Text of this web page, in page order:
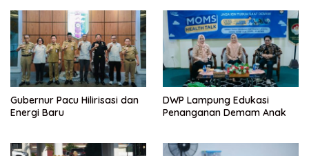
Gubernur Pacu Hilirisasi dan
Energi Baru
DWP Lampung Edukasi
Penanganan Demam Anak